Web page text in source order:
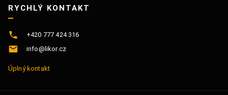
RYCHLÝ KONTAKT
+420 777 424 316
info@likor.cz
Úplný kontakt